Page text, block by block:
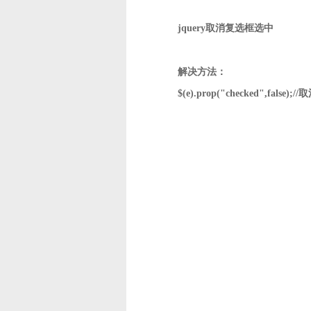
jquery取消复选框选中
解决方法：
$(e).prop("checked",false);//取